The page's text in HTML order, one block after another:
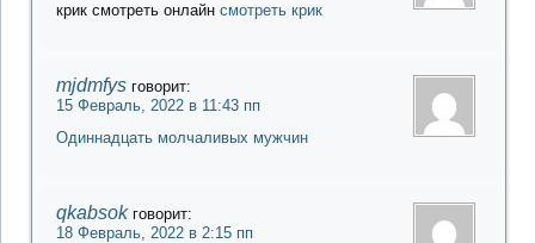
крик смотреть онлайнсмотреть крик
mjdmfys говорит:
15 Февраль, 2022 в 11:43 пп
Одиннадцать молчаливых мужчин
qkabsok говорит:
18 Февраль, 2022 в 2:15 пп